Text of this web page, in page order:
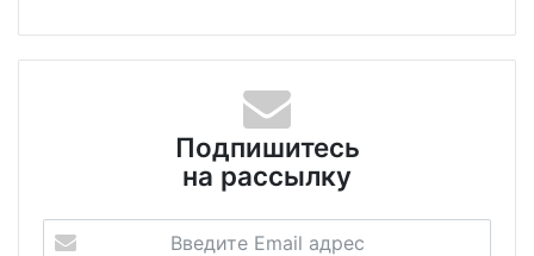
Подпишитесь
на рассылку